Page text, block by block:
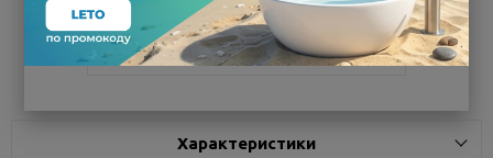
Поделиться
Характеристики